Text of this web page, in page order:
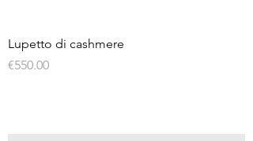
Lupetto di cashmere
Price
€550.00